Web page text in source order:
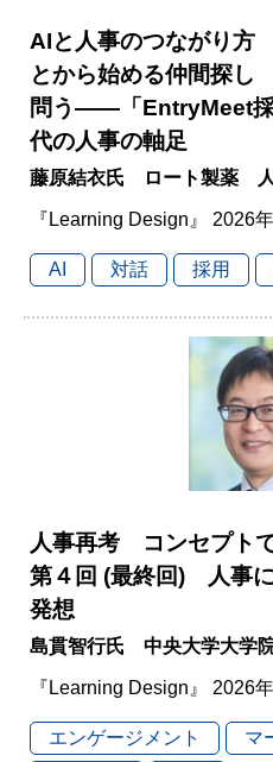
AIと人事のつながり
とから始める仲間探
問う――「EntryMeet
代の人事の軸足
藤原結衣氏 ロート製薬 人
『Learning Design』 2026
AI 対話 採用
人事再考 コンセプト
第４回 (最終回) 人事
発想
島貫智行氏 中央大学大学
『Learning Design』 2026
エンゲージメント
マ